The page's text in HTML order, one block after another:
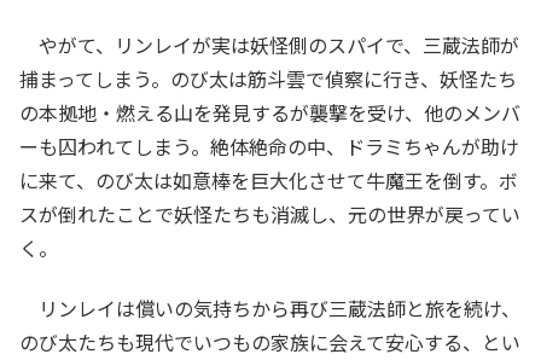
やがて、リンレイが実は妖怪側のスパイで、三蔵法師が
捕まってしまう。のび太は筋斗雲で偵察に行き、妖怪たち
の本拠地・燃える山を発見するが襲撃を受け、他のメンバ
ーも囚われてしまう。絶体絶命の中、ドラミちゃんが助け
に来て、のび太は如意棒を巨大化させて牛魔王を倒す。ボ
スが倒れたことで妖怪たちも消滅し、元の世界が戻ってい
く。
リンレイは償いの気持ちから再び三蔵法師と旅を続け、
のび太たちも現代でいつもの家族に会えて安心する、とい